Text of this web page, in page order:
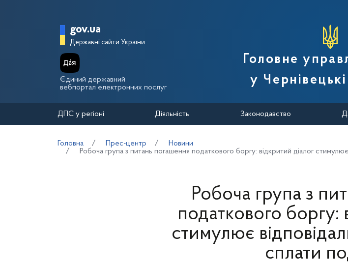
Головна сторінка Державної податкової
gov.ua
Державні сайти України
Єдиний державний
вебпортал електронних послуг
Головне
у
ДПС у регіоні Діяльність Законодавство
Головна Прес-центр
Новини
Робоча група з питань погашення податкового боргу: відкритий діалог
Робоча група з
податкового боргу:
стимулює
сплати